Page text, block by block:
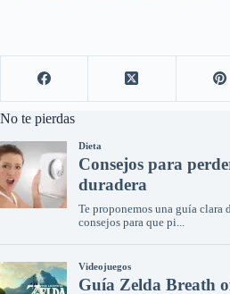
No te pierdas